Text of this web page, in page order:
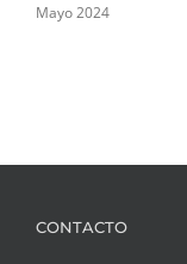
Mayo 2024
CONTACTO